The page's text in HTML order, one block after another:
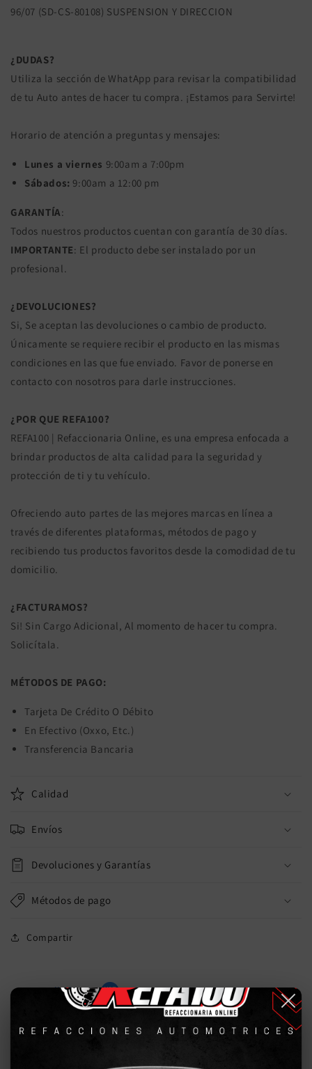
96/07 (SD-CS-80108) SUSPENSION Y DIRECCION
¿DUDAS?
Utiliza la sección de WhatApp para revisar la compatibilidad
de tu Auto antes de hacer tu compra. ¡Estamos para Servirte!
Horario de atención a preguntas y mensajes:
Lunes a viernes 9:00am a 7:00pm
Sábados: 9:00am a 12:00 pm
GARANTÍA:
Todos nuestros productos cuentan con garantía de 30 días.
IMPORTANTE: El producto debe ser instalado por un
profesional.
¿DEVOLUCIONES?
Si, Se aceptan las devoluciones o cambio de producto.
Únicamente se requiere recibir el producto en las mismas
condiciones en las que fue enviado. Favor de ponerse en
contacto con nosotros para darle instrucciones.
¿POR QUE REFA100?
REFA100 | Refaccionaria Online, es una empresa enfocada a
brindar productos de alta calidad para la seguridad y
protección de ti y tu vehículo.
Ofreciendo auto partes de las mejores marcas en línea a
través de diferentes plataformas, métodos de pago y
recibiendo tus productos favoritos desde la comodidad de tu
domicilio.
¿FACTURAMOS?
Si! Sin Cargo Adicional, Al momento de hacer tu compra.
Solicítala.
MÉTODOS DE PAGO:
Tarjeta De Crédito O Débito
En Efectivo (Oxxo, Etc.)
Transferencia Bancaria
Calidad
Envíos
Devoluciones y Garantías
Métodos de pago
Compartir
Desarrollado por
0.0